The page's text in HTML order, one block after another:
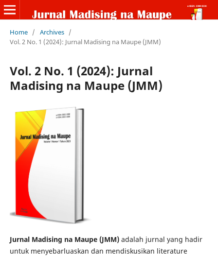
Home / Archives /
Vol. 2 No. 1 (2024): Jurnal Madising na Maupe (JMM)
Vol. 2 No. 1 (2024): Jurnal
Madising na Maupe (JMM)
Jurnal Madising na Maupe (JMM)adalah jurnal yang hadir
untuk menyebarluaskan dan mendiskusikan literature